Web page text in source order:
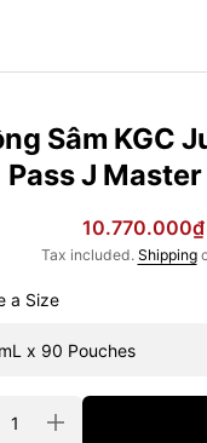
Sâm KGC
Pass J
Sale
10.770.000₫
Regular
Tax included. Shipping
Choose a Size
Increase